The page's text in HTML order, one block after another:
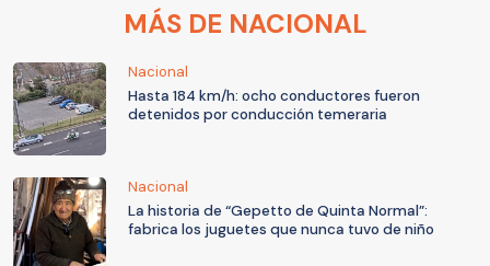
MÁS DE NACIONAL
Nacional
Hasta 184 km/h: ocho conductores fueron
detenidos por conducción temeraria
Nacional
La historia de “Gepetto de Quinta Normal”:
fabrica los juguetes que nunca tuvo de niño